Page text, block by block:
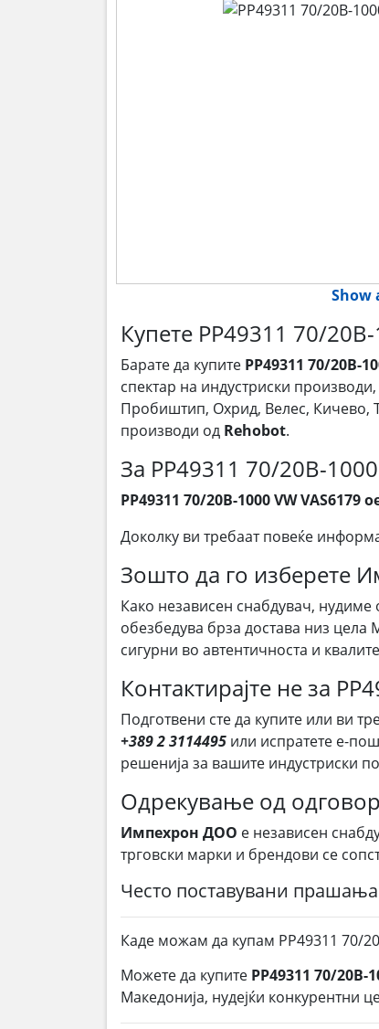
Show
Купете PP49311 70/
Барате да купите PP49311 70/20B-
спектар на индустриски производи,
Пробиштип, Охрид, Велес, Кичево,
производи од Rehobot.
За PP49311 70/20B-
PP49311 70/20B-1000 VW VAS6179
Доколку ви требаат повеќе
Зошто да го изберете
Како независен снабдувач,
обезбедува брза достава низ
сигурни во автентичноста и
Контактирајте не за
Подготвени сте да купите или ви
+389 2 3114495 или испратете е-
решенија за вашите индустриски
Одрекување од
Импехрон ДОО е независен
трговски марки и брендови се
Често поставувани прашања
Каде можам да купам PP49311 70/
Можете да купите PP49311 70/20B-
Македонија, нудејќи конкурентни